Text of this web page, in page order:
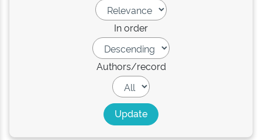
In order
Authors/record